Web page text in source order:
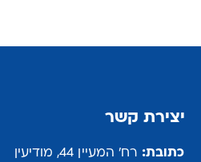
יצירת קשר
כתובת: רח' המעיין 44, מודיעין